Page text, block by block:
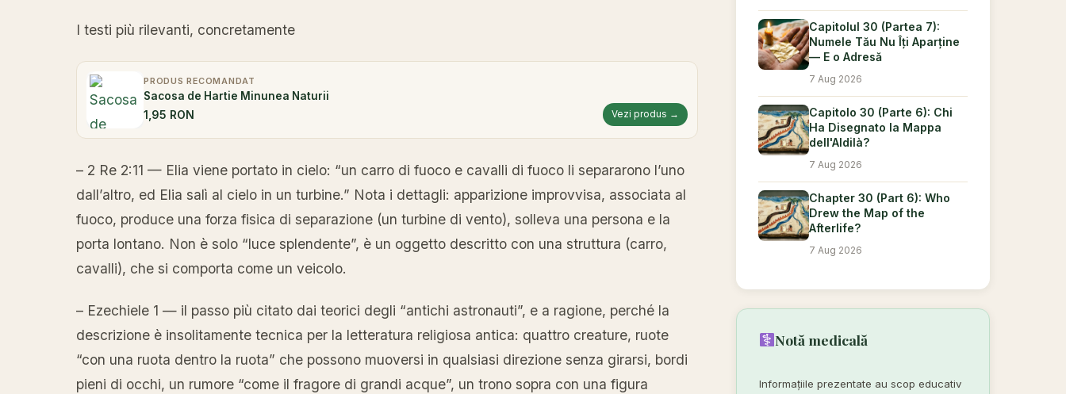
I testi più rilevanti, concretamente
PRODUS RECOMANDAT
Sacosa de Hartie Minunea Naturii
1,95 RON Vezi produs →
– 2 Re 2:11 — Elia viene portato in cielo: “un carro di fuoco e cavalli di fuoco li separarono l’uno
dall’altro, ed Elia salì al cielo in un turbine.” Nota i dettagli: apparizione improvvisa, associata al
fuoco, produce una forza fisica di separazione (un turbine di vento), solleva una persona e la
porta lontano. Non è solo “luce splendente”, è un oggetto descritto con una struttura (carro,
cavalli), che si comporta come un veicolo.
– Ezechiele 1 — il passo più citato dai teorici degli “antichi astronauti”, e a ragione, perché la
descrizione è insolitamente tecnica per la letteratura religiosa antica: quattro creature, ruote
“con una ruota dentro la ruota” che possono muoversi in qualsiasi direzione senza girarsi, bordi
pieni di occhi, un rumore “come il fragore di grandi acque”, un trono sopra con una figura
Capitolul 30 (Partea 7):
Numele Tău Nu Îți Aparține
— E o Adresă
7 Aug 2026
Capitolo 30 (Parte 6): Chi
Ha Disegnato la Mappa
dell'Aldilà?
7 Aug 2026
Chapter 30 (Part 6): Who
Drew the Map of the
Afterlife?
7 Aug 2026
Notă medicală
Informațiile prezentate au scop educativ